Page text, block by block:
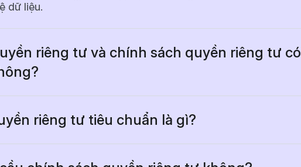
dữ liệu.
riêng tư và chính sách quyền riêng tư có
dùng về cách thông tin cá nhân của họ được thu
vệ.
thường được sử dụng thay thế cho nhau, nhưng một số tổ
riêng tư tiêu chuẩn là gì?
thường nó có các mục về thu thập dữ liệu, mục đích